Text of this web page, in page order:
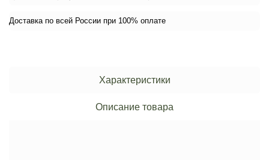
Доставка по всей России при 100% оплате
Характеристики
Описание товара